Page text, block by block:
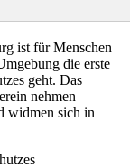
ist für Menschen
die erste
geht. Das
nehmen
widmen sich in